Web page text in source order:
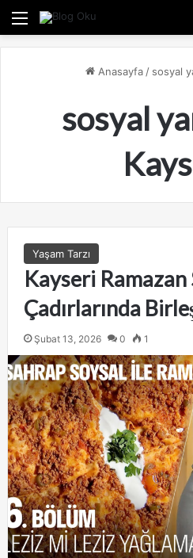
Menü
Anasayfa / sosyal
sosyal
Yaşam Tarzı
Kayseri
Çadırlarında
Şubat 13, 2026 0 1